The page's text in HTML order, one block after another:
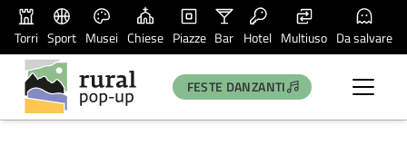
Torri Sport Musei Chiese Piazze Bar Hotel Multiuso Da salvare
FESTE DANZANTI